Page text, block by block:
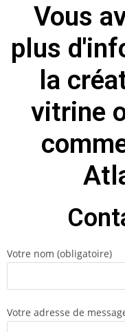
Vous
plus
la
vitrine
Votre nom (obligatoire)
Votre adresse de